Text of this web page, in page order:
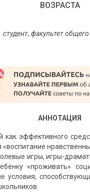
ВОЗРАСТА
студент, факультет
АННОТАЦИЯ
как эффективного
игры, игры-
«проживать»
условия,